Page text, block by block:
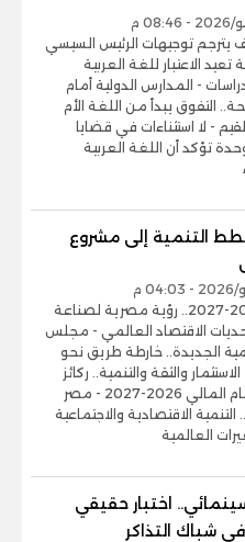
يترجم توجيهات الرئيس السيسي
الاعتبار للغة العربية
- المدارس الدولية أمام
التفوق يبدأ من اللغة الأم
- لا استثناءات في قضايا
تؤكد أن اللغة العربية
التنمية إلى مشروع
- خطة التنمية 2026-2027.. رؤية مصرية لصناعة
الاقتصاد العالمي - مجلس
الجديدة.. خارطة طريق نحو
والثقة والتنمية.. ركائز
مصر في خطة العام المالي 2026-2027 - مصر
الاقتصادية والاجتماعية
العالمية
اختبار حقيقي
شباك التذاكر